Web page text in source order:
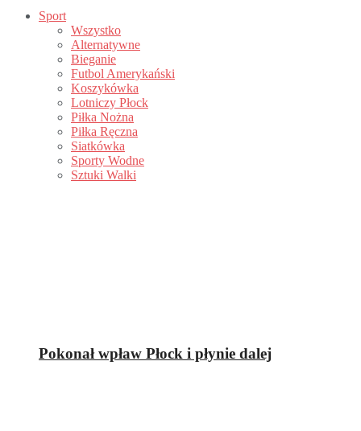
Sport
Wszystko
Alternatywne
Bieganie
Futbol Amerykański
Koszykówka
Lotniczy Płock
Piłka Nożna
Piłka Ręczna
Siatkówka
Sporty Wodne
Sztuki Walki
Pokonał wpław Płock i płynie dalej